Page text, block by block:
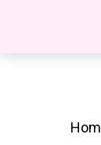
Hit